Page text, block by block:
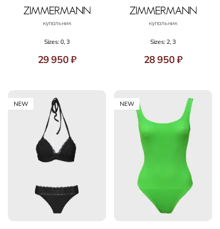
купальник
Sizes: 0, 3
29 950 ₽
купальник
Sizes: 2, 3
28 950 ₽
NEW NEW